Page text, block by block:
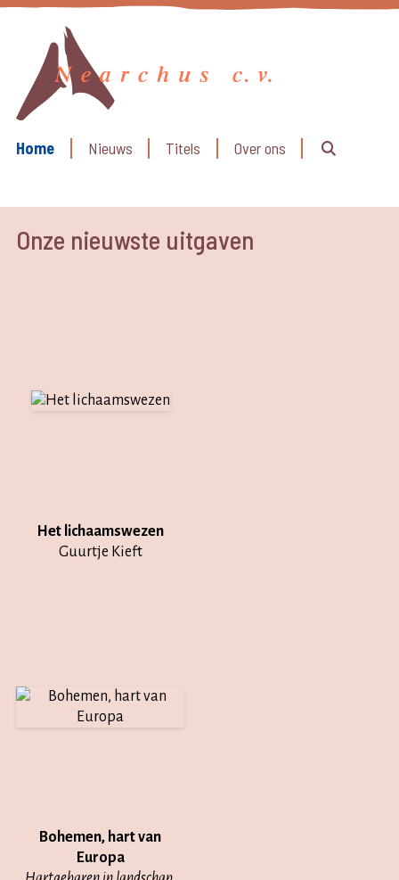
Home Nieuws Titels Over ons
Onze nieuwste uitgaven
Het lichaamswezen
Guurtje Kieft
Bohemen, hart van
Europa